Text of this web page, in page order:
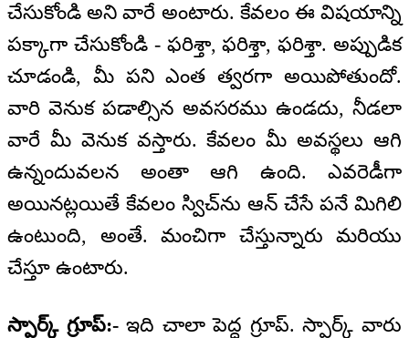
చేసుకోండి అని వారే అంటారు. కేవలం ఈ విషయాన్ని
పక్కాగా చేసుకోండి - ఫరిశ్తా, ఫరిశ్తా, ఫరిశ్తా. అప్పుడిక
చూడండి, మీ పని ఎంత త్వరగా అయిపోతుందో.
వారి వెనుక పడాల్సిన అవసరము ఉండదు, నీడలా
వారే మీ వెనుక వస్తారు. కేవలం మీ అవస్థలు ఆగి
ఉన్నందువలన అంతా ఆగి ఉంది. ఎవరెడీగా
అయినట్లయితే కేవలం స్విచ్‌ను ఆన్ చేసే పనే మిగిలి
ఉంటుంది, అంతే. మంచిగా చేస్తున్నారు మరియు
చేస్తూ ఉంటారు.
స్పార్క్ గ్రూప్:-ఇది చాలా పెద్ద గ్రూప్. స్పార్క్ వారు